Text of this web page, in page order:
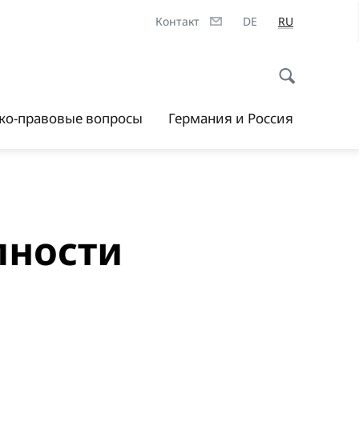
Контакт DE RU
правовые вопросы Германия и Россия